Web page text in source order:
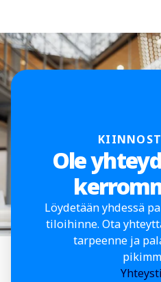
Ole
Löydetään yhdessä
tiloihinne. Ota
tarpeenne ja